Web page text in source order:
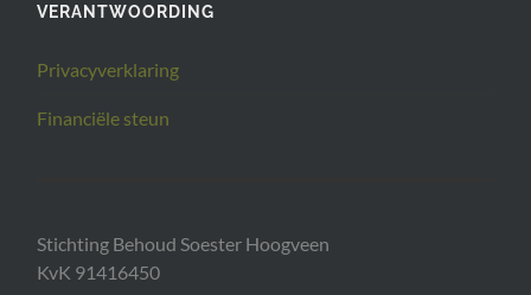
VERANTWOORDING
Privacyverklaring
Financiële steun
Stichting Behoud Soester Hoogveen
KvK 91416450